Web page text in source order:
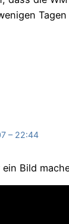
– 22:44
Bild